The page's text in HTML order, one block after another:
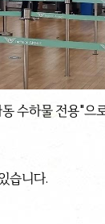
수하물 전용"으
습니다.